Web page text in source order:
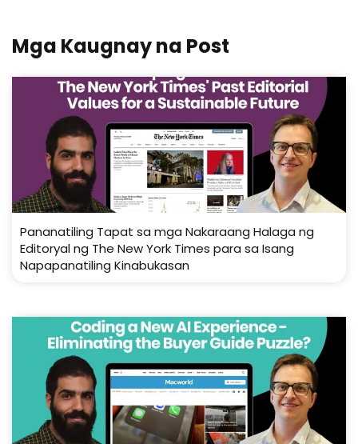
Mga Kaugnay na Post
Pananatiling Tapat sa mga Nakaraang Halaga ng
Editoryal ng The New York Times para sa Isang
Napapanatiling Kinabukasan